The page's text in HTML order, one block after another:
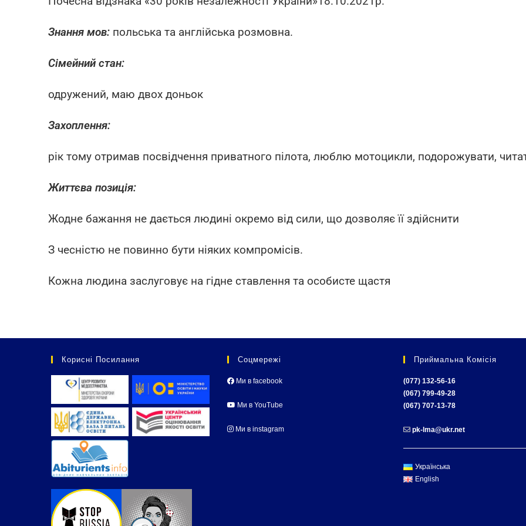
Знання мов: польська та англійська розмовна.
Сімейний стан:
одружений, маю двох доньок
Захоплення:
рік тому отримав посвідчення приватного пілота, люблю мотоцикли, подорожувати,
Життєва позиція:
Жодне бажання не дається людині окремо від сили, що дозволяє її здійснити
З чесністю не повинно бути ніяких компромісів.
Кожна людина заслуговує на гідне ставлення та особисте щастя
Корисні Посилання Соцмережі
Ми в facebook
Ми в YouTube
Ми в instagram
Приймальна Комісія
(077) 132-56-16
(067) 799-49-28
(067) 707-13-78
pk-lma@ukr.net
Українська
English